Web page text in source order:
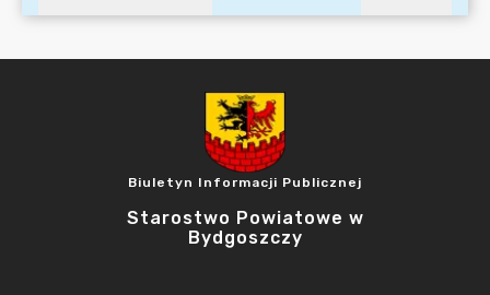
Biuletyn Informacji Publicznej
Starostwo Powiatowe w
Bydgoszczy